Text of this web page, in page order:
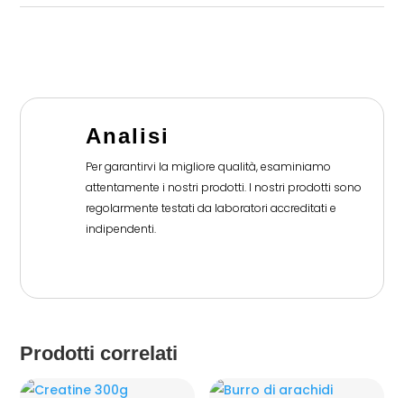
Analisi
Per garantirvi la migliore qualità, esaminiamo
attentamente i nostri prodotti. I nostri prodotti sono
regolarmente testati da laboratori accreditati e
indipendenti.
Prodotti correlati